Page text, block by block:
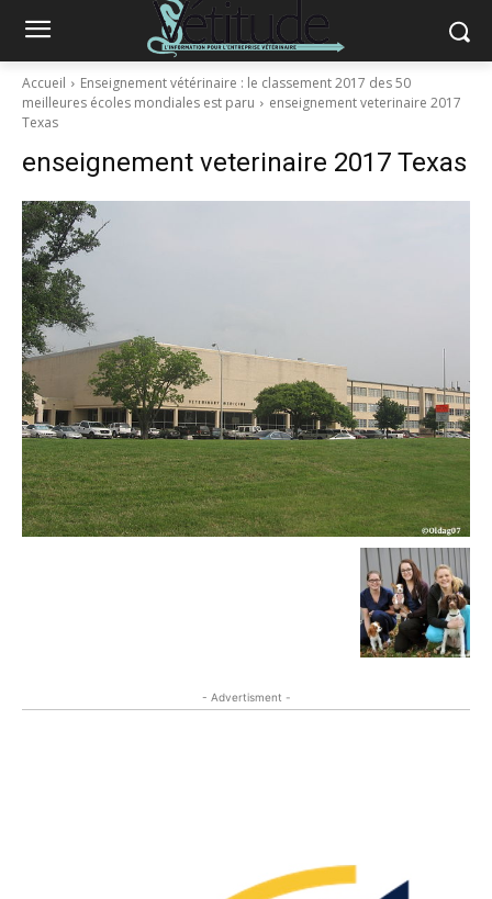
Accueil
Enseignement vétérinaire : le classement 2017 des 50
meilleures écoles mondiales est paru
enseignement veterinaire 2017
Texas
enseignement veterinaire 2017 Texas
- Advertisment -